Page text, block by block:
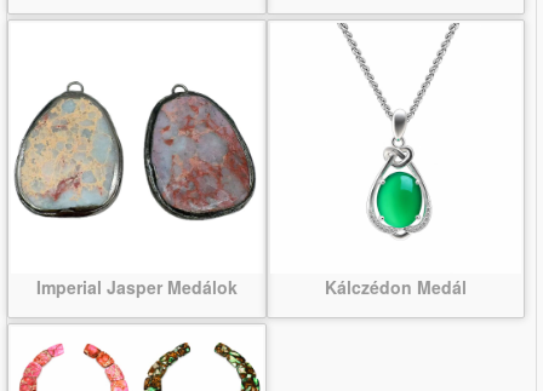
Imperial Jasper Medálok Kálczédon Medál